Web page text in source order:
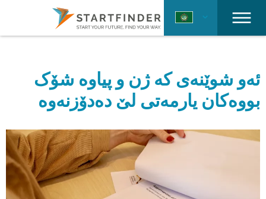
ئەو شوێنەی کە ژن و پیاوە شۆک
بووەکان یارمەتی لێ دەدۆزنەوە